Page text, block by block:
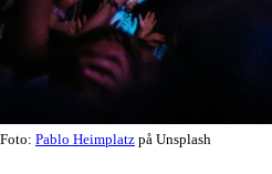
Foto: Pablo Heimplatz på Unsplash